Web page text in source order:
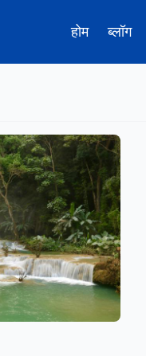
होम ब्लॉग